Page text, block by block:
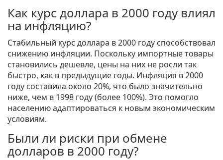
Как курс доллара в 2000 году влиял
на инфляцию?
Стабильный курс доллара в 2000 году способствовал
снижению инфляции. Поскольку импортные товары
становились дешевле, цены на них не росли так
быстро, как в предыдущие годы. Инфляция в 2000
году составила около 20%, что было значительно
ниже, чем в 1998 году (более 100%). Это помогло
населению адаптироваться к новым экономическим
условиям.
Были ли риски при обмене
долларов в 2000 году?